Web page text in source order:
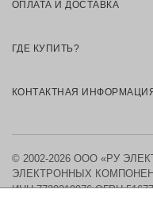
ОПЛАТА И ДОСТАВКА
ГДЕ КУПИТЬ?
КОНТАКТНАЯ
© 2002-2026 ООО «РУ
ЭЛЕКТРОННЫХ
ИНН 7730219976 ОГРН